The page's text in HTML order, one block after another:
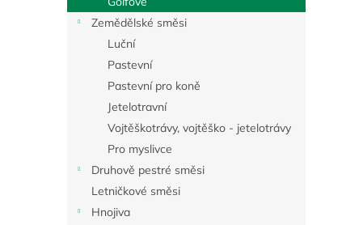
Zemědělské směsi
Luční
Pastevní
Pastevní pro koně
Jetelotravní
Vojtěškotrávy, vojtěško - jetelotrávy
Pro myslivce
Druhově pestré směsi
Letničkové směsi
Hnojiva